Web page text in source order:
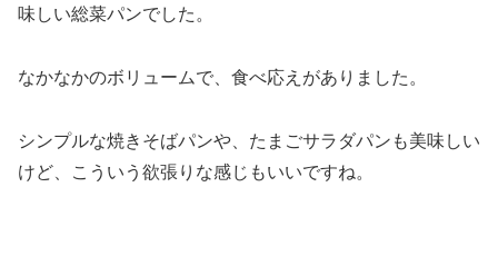
味しい総菜パンでした。
なかなかのボリュームで、食べ応えがありました。
シンプルな焼きそばパンや、たまごサラダパンも美味しい
けど、こういう欲張りな感じもいいですね。